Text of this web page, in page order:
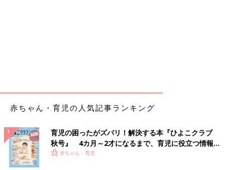
赤ちゃん・育児の人気記事ランキング
育児の困ったがズバリ！解決する本『ひよこクラブ
秋号』 4カ月～2才になるまで、育児に役立つ情報が
いっぱい！
赤ちゃん・育児